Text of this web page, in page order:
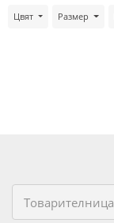
Цвят Размер